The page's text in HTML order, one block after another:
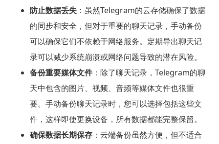
防止数据丢失：虽然Telegram的云存储确保了数据
的同步和安全，但对于重要的聊天记录，手动备份
可以确保它们不依赖于网络服务。定期导出聊天记
录可以减少系统崩溃或网络问题导致的潜在风险。
备份重要媒体文件：除了聊天记录，Telegram的聊
天中包含的图片、视频、音频等媒体文件也很重
要。手动备份聊天记录时，您可以选择包括这些文
件，这样即使更换设备，所有数据都能完整保留。
确保数据长期保存：云端备份虽然方便，但不适合